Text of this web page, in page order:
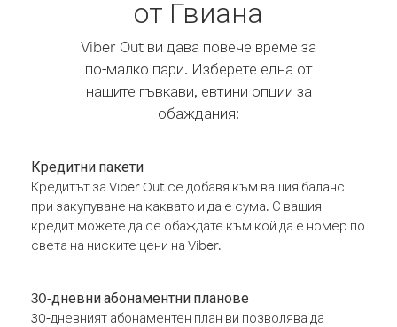
от Гвиана
Viber Out ви дава повече време за
по-малко пари. Изберете една от
нашите гъвкави, евтини опции за
обаждания:
Кредитни пакети
Кредитът за Viber Out се добавя към вашия баланс
при закупуване на каквато и да е сума. С вашия
кредит можете да се обаждате към кой да е номер по
света на ниските цени на Viber.
30-дневни абонаментни планове
30-дневният абонаментен план ви позволява да